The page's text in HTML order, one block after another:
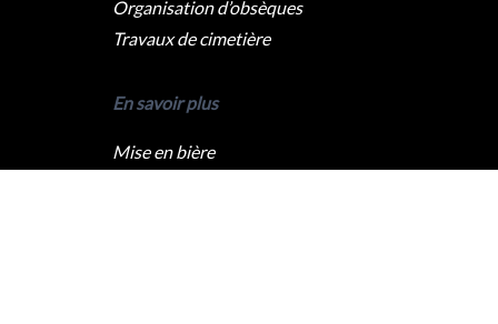
Organisation d’obsèques
Travaux de cimetière
En savoir plus
Mise en bière